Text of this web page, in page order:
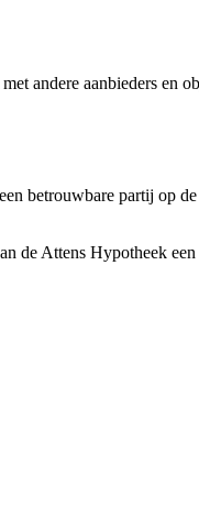
andere aanbieders en
betrouwbare partij op
de Attens Hypotheek